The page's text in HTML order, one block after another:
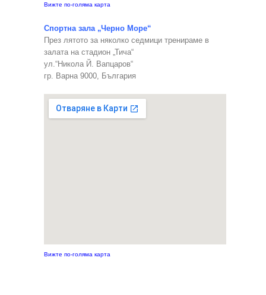
Вижте по-голяма карта
Спортна зала „Черно Море“
През лятото за няколко седмици тренираме в
залата на стадион „Тича“
ул.“Никола Й. Вапцаров“
гр. Варна 9000, България
Вижте по-голяма карта